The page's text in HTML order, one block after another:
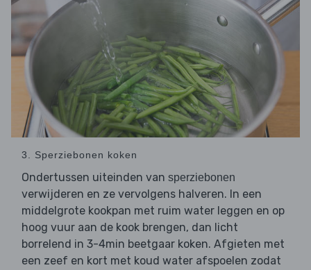
3. Sperziebonen koken
Ondertussen uiteinden van sperziebonen
verwijderen en ze vervolgens halveren. In een
middelgrote kookpan met ruim water leggen en op
hoog vuur aan de kook brengen, dan licht
borrelend in 3-4min beetgaar koken. Afgieten met
een zeef en kort met koud water afspoelen zodat